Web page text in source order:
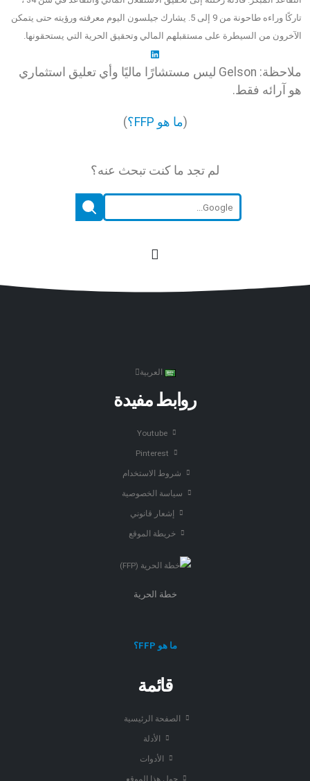
تاركًا وراءه طاحونة من 9 إلى 5. يشارك جيلسون اليوم معرفته ورؤيته حتى يتمكن
الآخرون من السيطرة على مستقبلهم المالي وتحقيق الحرية التي يستحقونها.
ملاحظة: Gelson ليس مستشارًا ماليًا وأي تعليق استثماري
هو آرائه فقط.
(ما هو FFP؟ )
لم تجد ما كنت تبحث عنه؟
العربية
روابط مفيدة
Youtube
Pinterest
شروط الاستخدام
سياسة الخصوصية
إشعار قانوني
خريطة الموقع
خطة الحرية
ما هو FFP؟
قائمة
الصفحة الرئيسية
الأدلة
الأدوات